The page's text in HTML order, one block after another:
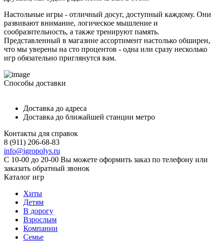
Настольные игры - отличный досуг, доступный каждому. Они
развивают внимание, логическое мышление и
сообразительность, а также тренируют память.
Представленный в магазине ассортимент настолько обширен,
что мы уверены на сто процентов - одна или сразу несколько
игр обязательно приглянутся вам.
Способы доставки
Доставка до адреса
Доставка до ближайшей станции метро
Контакты для справок
8 (911) 206-68-83
info@igropolys.ru
С 10-00 до 20-00 Вы можете оформить заказ по телефону или
заказать обратный звонок
Каталог игр
Хиты
Детям
В дорогу
Взрослым
Компании
Семье